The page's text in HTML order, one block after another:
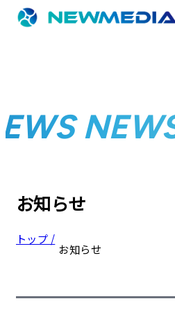
サービス一覧
お知らせ
トップ /
お知らせ